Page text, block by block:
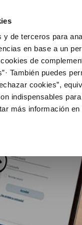
y de terceros para
en base a un
de
También puedes
cookies”,
indispensables
más información en
de titular
de suministro
Tu Servicio
AL CLIENTE
contacto
de fuga interior
del agua
DE GESTIÓN Y